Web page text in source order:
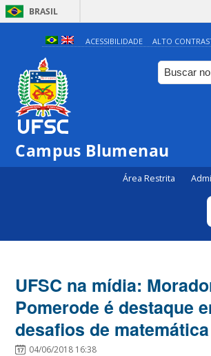
BRASIL
ACESSIBILIDADE ALTO
Campus Blumenau
Área Restrita
UFSC na mídia:
Pomerode é destaque
desafios de matemática
04/06/2018 16:38